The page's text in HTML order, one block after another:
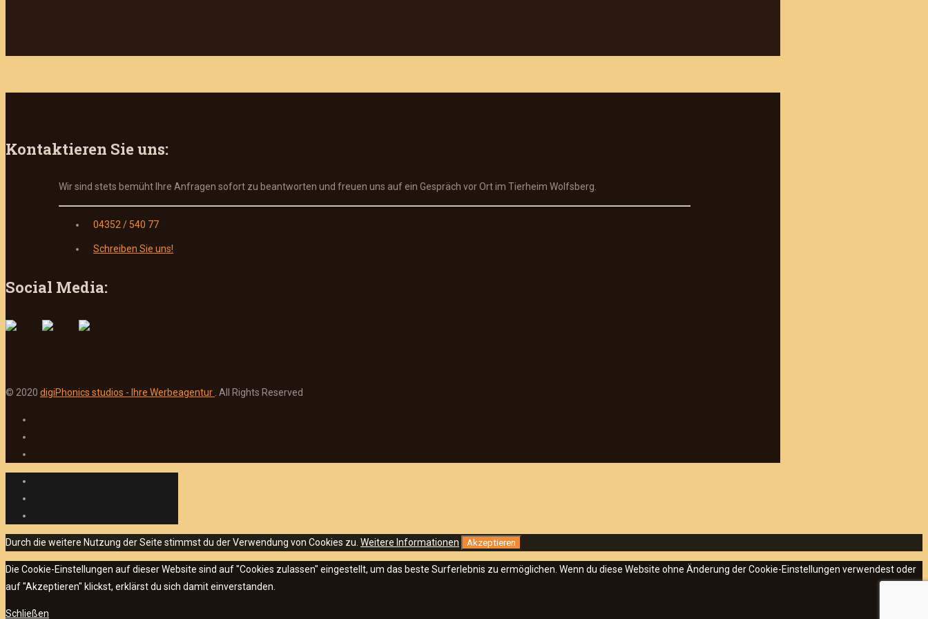
Kontaktieren Sie uns:
Wir sind stets bemüht Ihre Anfragen sofort zu beantworten und freuen uns auf ein Gespräch vor Ort im Tierheim Wolfsberg.
04352 / 540 77
Schreiben Sie uns!
Social Media:
© 2020 digiPhonics studios - Ihre Werbeagentur . All Rights Reserved
Durch die weitere Nutzung der Seite stimmst du der Verwendung von Cookies zu. Weitere Informationen Akzeptieren
Die Cookie-Einstellungen auf dieser Website sind auf "Cookies zulassen" eingestellt, um das beste Surferlebnis zu ermöglichen. Wenn du diese Website ohne Änderung der Cookie-Einstellungen verwendest oder
auf "Akzeptieren" klickst, erklärst du sich damit einverstanden.
Schließen